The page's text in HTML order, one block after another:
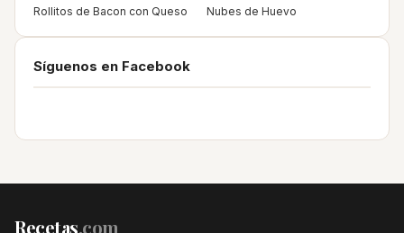
Rollitos de Bacon con Queso Nubes de Huevo
Síguenos en Facebook
Recetas.com